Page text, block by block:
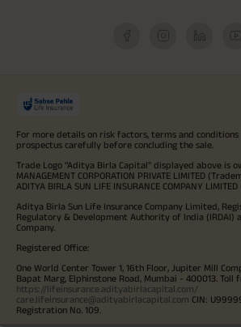
For more details on risk factors, terms and conditions
prospectus carefully before concluding the sale.
Trade Logo "Aditya Birla Capital" displayed above is
MANAGEMENT CORPORATION PRIVATE LIMITED
ADITYA BIRLA SUN LIFE INSURANCE COMPANY
Aditya Birla Sun Life Insurance Company Limited,
Regulatory & Development Authority of India (IRDAI)
Company.
Registered Office:
One World Center Tower 1, 16th Floor, Jupiter Mill
Bapat Marg, Elphinstone Road, Mumbai - 400013. Toll
https://lifeinsurance.adityabirlacapital.com/
care.lifeinsurance@adityabirlacapital.com CIN:
Registration No. 109.